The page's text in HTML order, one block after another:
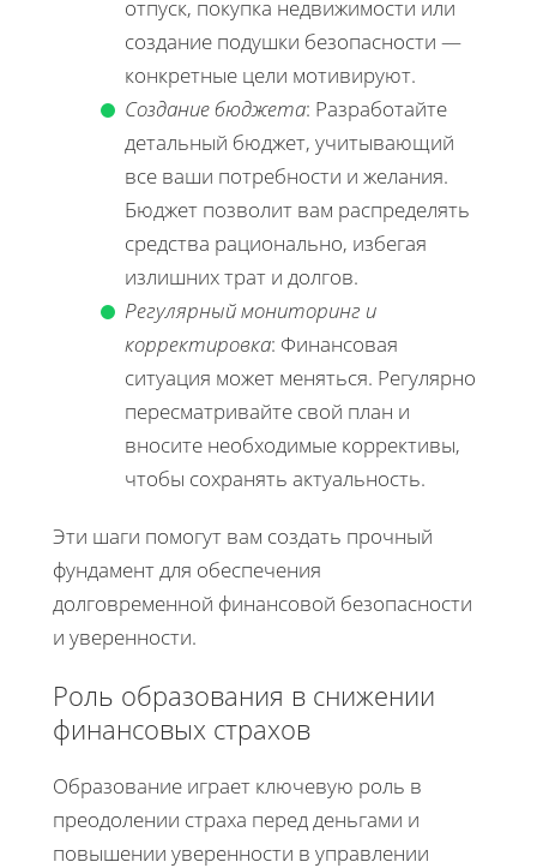
отпуск, покупка недвижимости или
создание подушки безопасности —
конкретные цели мотивируют.
Создание бюджета: Разработайте
детальный бюджет, учитывающий
все ваши потребности и желания.
Бюджет позволит вам распределять
средства рационально, избегая
излишних трат и долгов.
Регулярный мониторинг и
корректировка: Финансовая
ситуация может меняться. Регулярно
пересматривайте свой план и
вносите необходимые коррективы,
чтобы сохранять актуальность.
Эти шаги помогут вам создать прочный
фундамент для обеспечения
долговременной финансовой безопасности
и уверенности.
Роль образования в снижении
финансовых страхов
Образование играет ключевую роль в
преодолении страха перед деньгами и
повышении уверенности в управлении